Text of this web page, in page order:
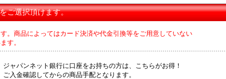
ご選択頂けます。
。商品によってはカード決済や代金引換等をご用意していない
す。
ジャパンネット銀行に口座をお持ちの方は、こちらがお得！
ご入金確認してからの商品手配となります。